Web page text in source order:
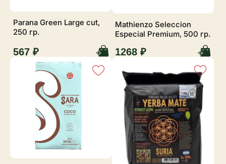
Parana Green Large cut,
250 гр.
567 ₽
Mathienzo Seleccion
Especial Premium, 500 гр.
1268 ₽